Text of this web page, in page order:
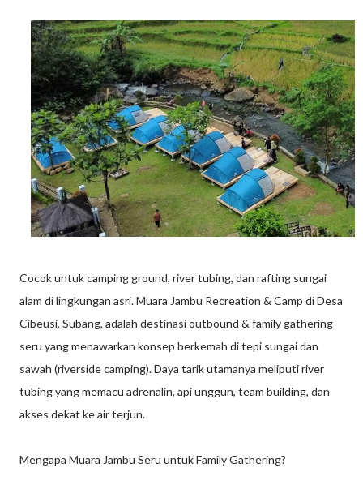
Cocok untuk camping ground, river tubing, dan rafting sungai
alam di lingkungan asri. Muara Jambu Recreation & Camp di Desa
Cibeusi, Subang, adalah destinasi outbound & family gathering
seru yang menawarkan konsep berkemah di tepi sungai dan
sawah (riverside camping). Daya tarik utamanya meliputi river
tubing yang memacu adrenalin, api unggun, team building, dan
akses dekat ke air terjun.
Mengapa Muara Jambu Seru untuk Family Gathering?